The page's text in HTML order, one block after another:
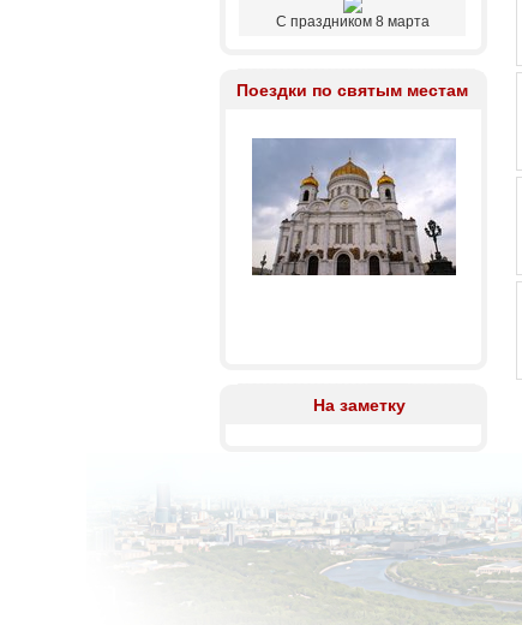
С праздником 8 марта
Поездки по святым местам
На заметку